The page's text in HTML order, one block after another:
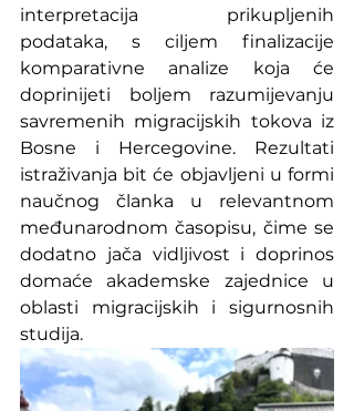
interpretacija prikupljenih
podataka, s ciljem finalizacije
komparativne analize koja će
doprinijeti boljem razumijevanju
savremenih migracijskih tokova iz
Bosne i Hercegovine. Rezultati
istraživanja bit će objavljeni u formi
naučnog članka u relevantnom
međunarodnom časopisu, čime se
dodatno jača vidljivost i doprinos
domaće akademske zajednice u
oblasti migracijskih i sigurnosnih
studija.